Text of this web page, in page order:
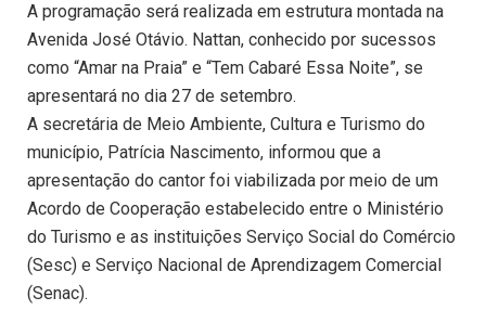
A programação será realizada em estrutura montada na
Avenida José Otávio. Nattan, conhecido por sucessos
como “Amar na Praia” e “Tem Cabaré Essa Noite”, se
apresentará no dia 27 de setembro.
A secretária de Meio Ambiente, Cultura e Turismo do
município, Patrícia Nascimento, informou que a
apresentação do cantor foi viabilizada por meio de um
Acordo de Cooperação estabelecido entre o Ministério
do Turismo e as instituições Serviço Social do Comércio
(Sesc) e Serviço Nacional de Aprendizagem Comercial
(Senac).